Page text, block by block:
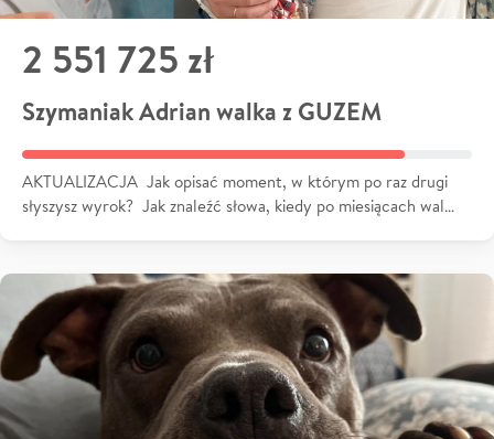
2 551 725 zł
Szymaniak Adrian walka z GUZEM
AKTUALIZACJA Jak opisać moment, w którym po raz drugi
słyszysz wyrok? Jak znaleźć słowa, kiedy po miesiącach wal…